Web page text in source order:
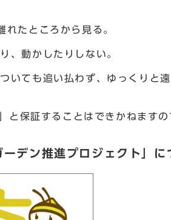
れたところから見る。
、動かしたりしない。
いても追い払わず、ゆっくりと
と保証することはできかねます
ーデン推進プロジェクト」に